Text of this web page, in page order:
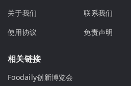
关于我们 联系我们
使用协议
免责声明
相关链接
Foodaily创新博览会